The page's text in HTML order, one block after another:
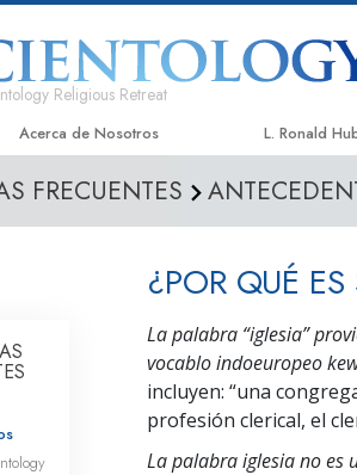
Religious Retreat
Acerca de Nosotros L. Ronald
FRECUENTES
¿POR QUÉ
La palabra “iglesia”
vocablo indoeuropeo
incluyen: “una
profesión clerical, el
La palabra iglesia no es